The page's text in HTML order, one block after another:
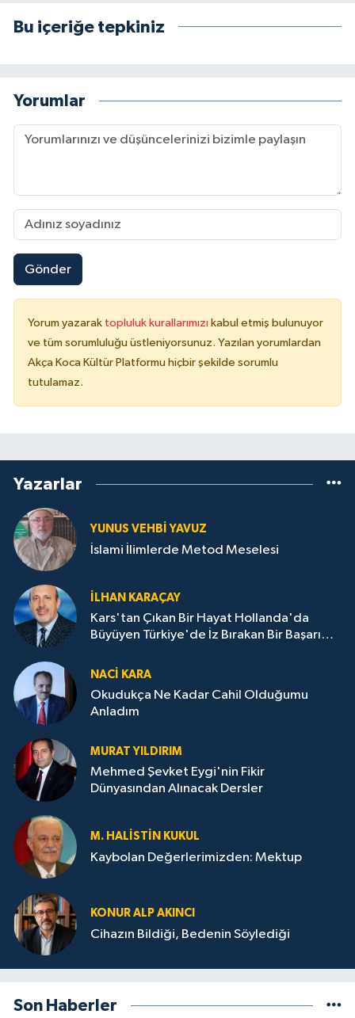
Bu içeriğe tepkiniz
Yorumlar
Gönder
Yorum yazarak topluluk kurallarımızı kabul etmiş bulunuyor
ve tüm sorumluluğu üstleniyorsunuz. Yazılan yorumlardan
Akça Koca Kültür Platformu hiçbir şekilde sorumlu
tutulamaz.
Yazarlar
YUNUS VEHBI YAVUZ
İslami İlimlerde Metod Meselesi
İLHAN KARAÇAY
Kars'tan Çıkan Bir Hayat Hollanda'da
Büyüyen Türkiye'de İz Bırakan Bir Başarı
NACI KARA
Okudukça Ne Kadar Cahil Olduğumu
Anladım
MURAT YILDIRIM
Mehmed Şevket Eygi'nin Fikir
Dünyasından Alınacak Dersler
M. HALISTIN KUKUL
Kaybolan Değerlerimizden: Mektup
KONUR ALP AKINCI
Cihazın Bildiği, Bedenin Söylediği
Son Haberler